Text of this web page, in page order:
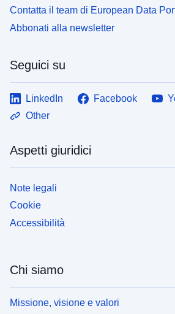
Contatta il team di European Data
Abbonati alla newsletter
Seguici su
LinkedIn Facebook
Other
Aspetti giuridici
Note legali
Cookie
Accessibilità
Chi siamo
Missione, visione e valori